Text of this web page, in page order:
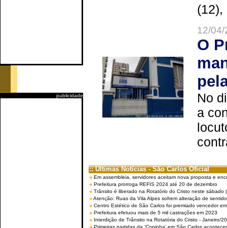
publicidade
(12),
12/
O
No
a
:: Últimas Notícias - São Carlos Oficial
Em assembleia, servidores aceitam nova proposta e
Prefeitura prorroga REFIS 2024 até 20 de dezembro
Trânsito é liberado na Rotatório do Cristo neste sábado
Atenção: Ruas da Vila Alpes sofrem alteração de
Centro Estético de São Carlos foi premiado vencedor
Prefeitura efetuou mais de 5 mil castrações em 2023
Interdição de Trânsito na Rotatória do Cristo - Janeiro/
Primeiras partidas da ‘Copinha’ em São Carlos